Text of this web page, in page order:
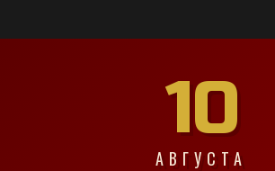
10
АВГУСТА